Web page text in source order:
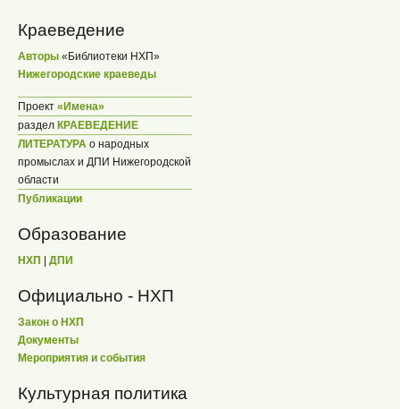
Краеведение
Авторы «Библиотеки НХП»
Нижегородские краеведы
Проект «Имена»
раздел КРАЕВЕДЕНИЕ
ЛИТЕРАТУРА о народных
промыслах и ДПИ Нижегородской
области
Публикации
Образование
НХП | ДПИ
Официально - НХП
Закон о НХП
Документы
Мероприятия и события
Культурная политика